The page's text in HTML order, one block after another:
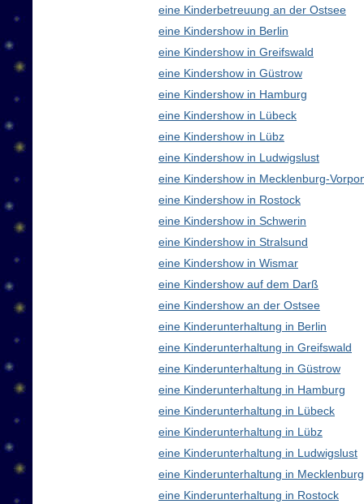
eine Kinderbetreuung an der Ostsee
eine Kindershow in Berlin
eine Kindershow in Greifswald
eine Kindershow in Güstrow
eine Kindershow in Hamburg
eine Kindershow in Lübeck
eine Kindershow in Lübz
eine Kindershow in Ludwigslust
eine Kindershow in Mecklenburg-
eine Kindershow in Rostock
eine Kindershow in Schwerin
eine Kindershow in Stralsund
eine Kindershow in Wismar
eine Kindershow auf dem Darß
eine Kindershow an der Ostsee
eine Kinderunterhaltung in Berlin
eine Kinderunterhaltung in Greifswald
eine Kinderunterhaltung in Güstrow
eine Kinderunterhaltung in Hamburg
eine Kinderunterhaltung in Lübeck
eine Kinderunterhaltung in Lübz
eine Kinderunterhaltung in Ludwigslust
eine Kinderunterhaltung in
eine Kinderunterhaltung in Rostock